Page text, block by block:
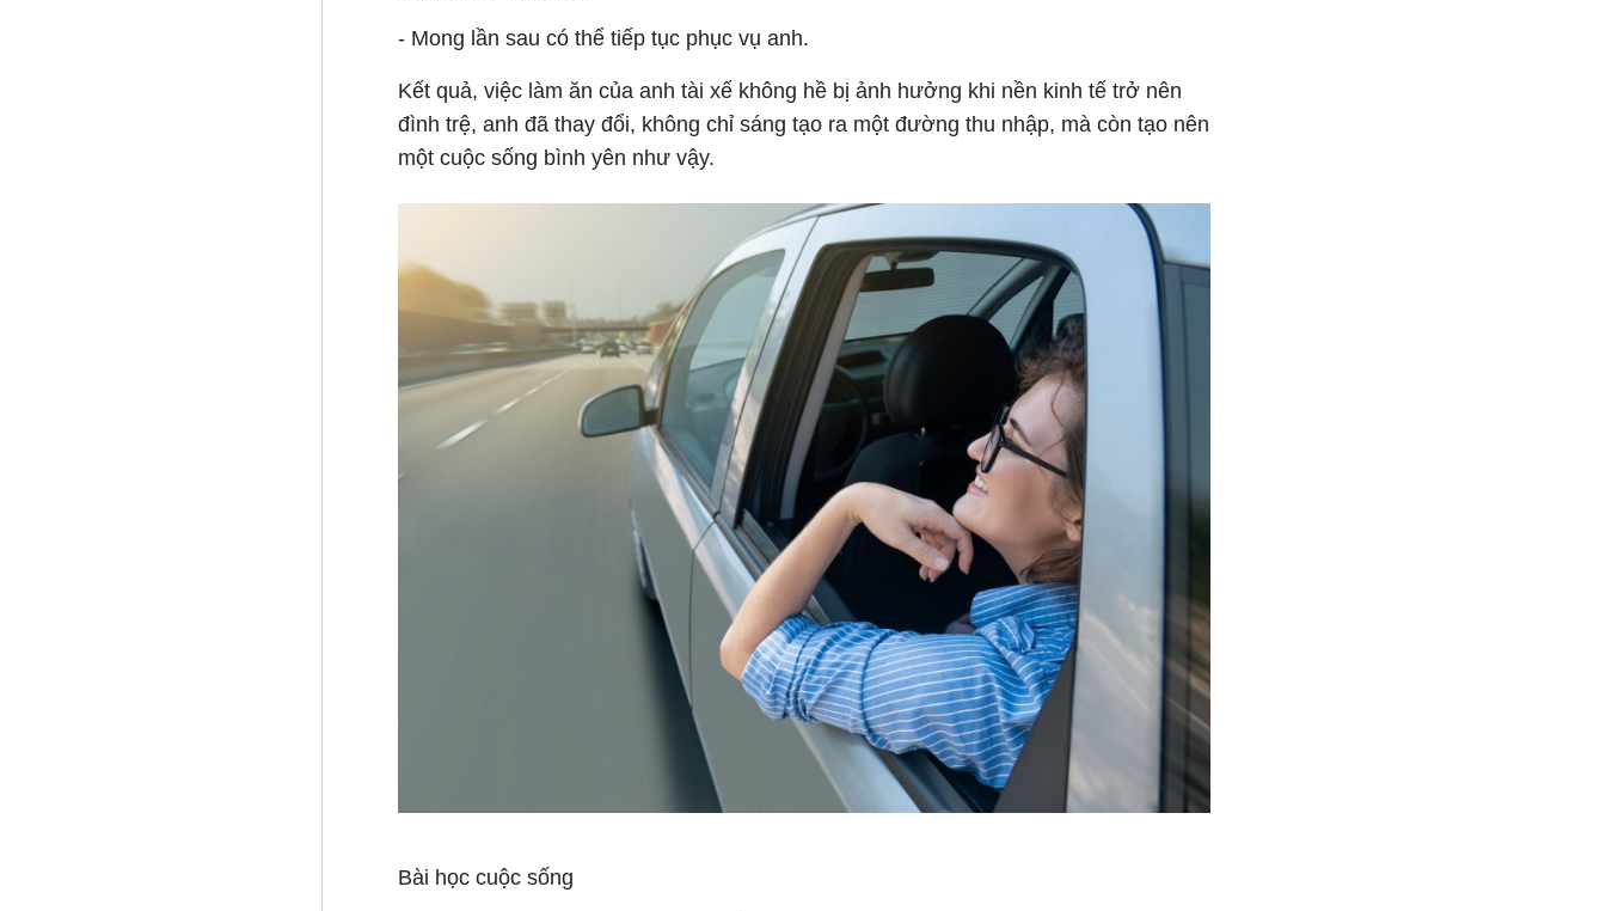
- Mong lần sau có thể tiếp tục phục vụ anh.
Kết quả, việc làm ăn của anh tài xế không hề bị ảnh hưởng khi nền kinh tế trở nên
đình trệ, anh đã thay đổi, không chỉ sáng tạo ra một đường thu nhập, mà còn tạo nên
một cuộc sống bình yên như vậy.
Bài học cuộc sống